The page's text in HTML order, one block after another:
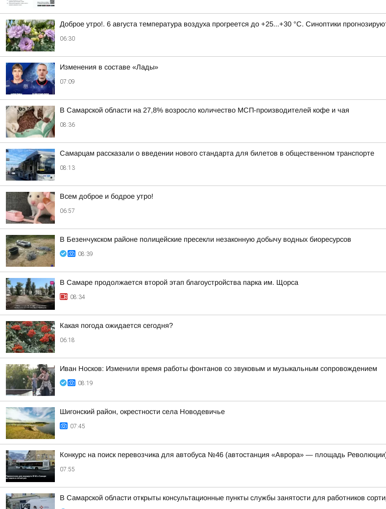
Доброе утро!. 6 августа температура воздуха прогреется до +25...+30 °C. Синоптики
06:30
Изменения в составе «Лады»
07:09
В Самарской области на 27,8% возросло количество МСП-производителей кофе и чая
08:36
Самарцам рассказали о введении нового стандарта для билетов в общественном транспорте
08:13
Всем доброе и бодрое утро!
06:57
В Безенчукском районе полицейские пресекли незаконную добычу водных биоресурсов
08:39
В Самаре продолжается второй этап благоустройства парка им. Щорса
08:34
Какая погода ожидается сегодня?
06:18
Иван Носков: Изменили время работы фонтанов со звуковым и музыкальным сопровождением
08:19
Шигонский район, окрестности села Новодевичье
07:45
Конкурс на поиск перевозчика для автобуса №46 (автостанция «Аврора» — площадь
07:55
В Самарской области открыты консультационные пункты службы занятости для работников